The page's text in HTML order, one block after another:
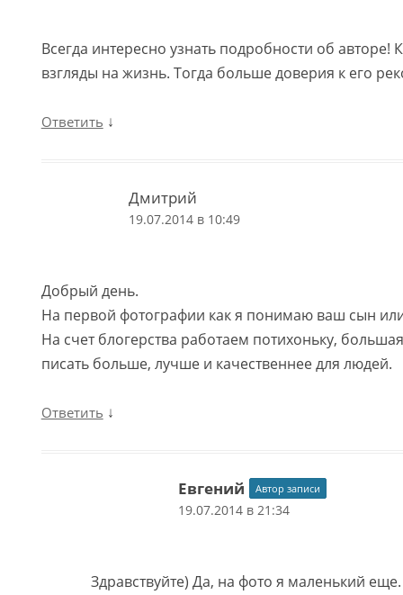
Всегда интересно узнать подробности об авторе!
взгляды на жизнь. Тогда больше доверия к его
Ответить ↓
Дмитрий
19.07.2014 в 10:49
Добрый день.
На первой фотографии как я понимаю ваш сын
На счет блогерства работаем потихоньку,
писать больше, лучше и качественнее для людей.
Ответить ↓
Евгений Автор записи
19.07.2014 в 21:34
Здравствуйте) Да, на фото я маленький